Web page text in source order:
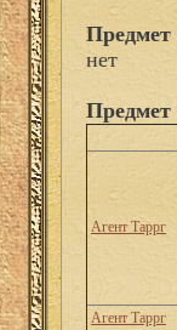
нет
Агент Таррг
Агент Таррг